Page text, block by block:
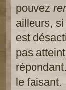
pouvez
ailleurs,
est
pas
le faisant.